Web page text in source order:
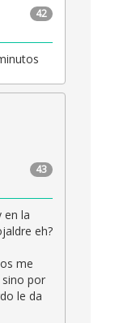
42
43
en la
eh?
me
por
le da